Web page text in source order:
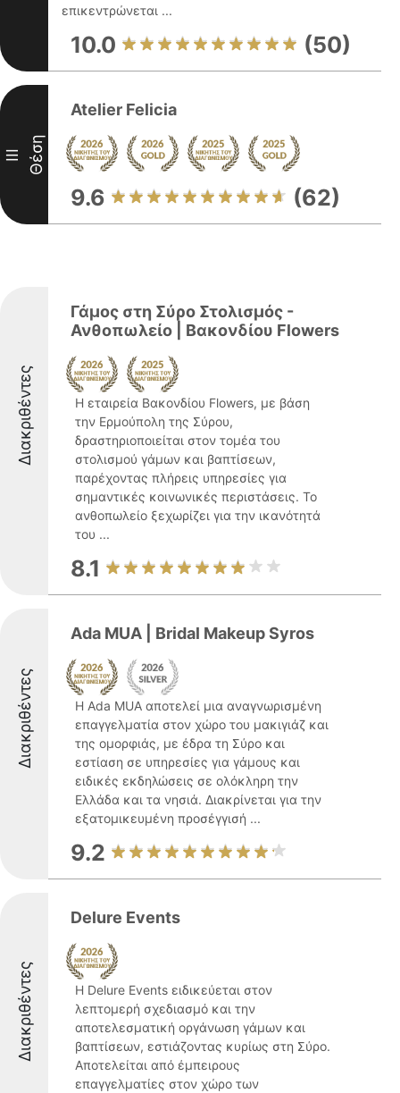
επικεντρώνεται ...
10.0 (50)
III Θέση
Atelier Felicia
9.6 (62)
Διακριθέντες
Γάμος στη Σύρο Στολισμός -
Ανθοπωλείο | Βακονδίου Flowers
Η εταιρεία Βακονδίου Flowers, με βάση
την Ερμούπολη της Σύρου,
δραστηριοποιείται στον τομέα του
στολισμού γάμων και βαπτίσεων,
παρέχοντας πλήρεις υπηρεσίες για
σημαντικές κοινωνικές περιστάσεις. Το
ανθοπωλείο ξεχωρίζει για την ικανότητά
του ...
8.1
Διακριθέντες
Ada MUA | Bridal Makeup Syros
Η Ada MUA αποτελεί μια αναγνωρισμένη
επαγγελματία στον χώρο του μακιγιάζ και
της ομορφιάς, με έδρα τη Σύρο και
εστίαση σε υπηρεσίες για γάμους και
ειδικές εκδηλώσεις σε ολόκληρη την
Ελλάδα και τα νησιά. Διακρίνεται για την
εξατομικευμένη προσέγγισή ...
9.2
Διακριθέντες
Delure Events
Η Delure Events ειδικεύεται στον
λεπτομερή σχεδιασμό και την
αποτελεσματική οργάνωση γάμων και
βαπτίσεων, εστιάζοντας κυρίως στη Σύρο.
Αποτελείται από έμπειρους
επαγγελματίες στον χώρο των